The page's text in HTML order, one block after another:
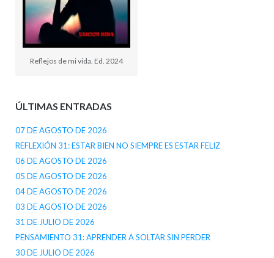
Reflejos de mi vida. Ed. 2024
ÚLTIMAS ENTRADAS
07 DE AGOSTO DE 2026
REFLEXIÓN 31: ESTAR BIEN NO SIEMPRE ES ESTAR FELIZ
06 DE AGOSTO DE 2026
05 DE AGOSTO DE 2026
04 DE AGOSTO DE 2026
03 DE AGOSTO DE 2026
31 DE JULIO DE 2026
PENSAMIENTO 31: APRENDER A SOLTAR SIN PERDER
30 DE JULIO DE 2026